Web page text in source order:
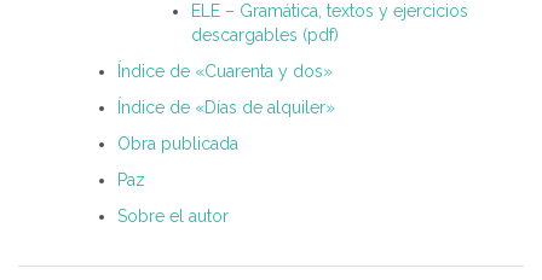
ELE – Gramática, textos y ejercicios
descargables (pdf)
Índice de «Cuarenta y dos»
Índice de «Días de alquiler»
Obra publicada
Paz
Sobre el autor